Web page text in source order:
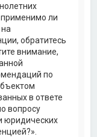
ли
обратитесь
внимание,
по
в ответе
вопросу
юридических